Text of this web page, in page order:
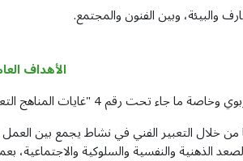
والبيئة، وبين الفنون والمجتمع.
الأهداف
الجديدة وأهدافها التعليمية"، يهدف تعليم الفنون إلى:
من خلال التعبير الفني في نشاط يجمع بين العمل
والنفسية والسلوكية والاجتماعية،